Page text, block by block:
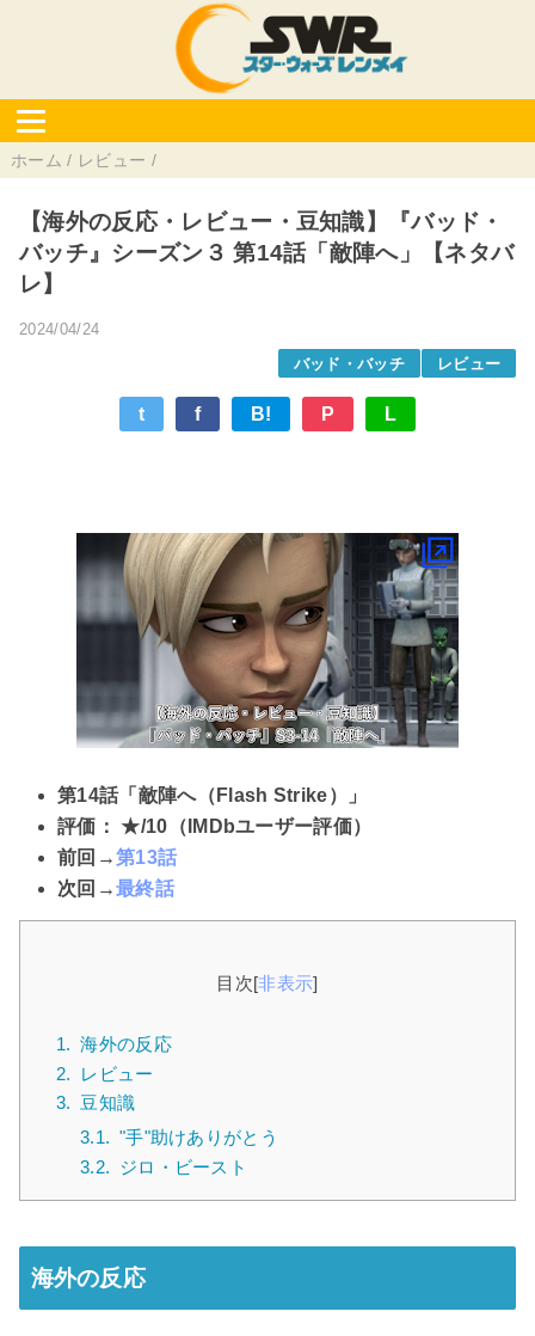
ホーム / レビュー /
【海外の反応・レビュー・豆知識】『バッド・
バッチ』シーズン３ 第14話「敵陣へ」【ネタバ
レ】
2024/04/24
バッド・バッチ
レビュー
t f B! P L
第14話「敵陣へ（Flash Strike）」
評価： ★/10（IMDbユーザー評価）
前回→第13話
次回→最終話
目次[非表示]
1. 海外の反応
2.
レビュー
3. 豆知識
3.1. "手"助けありがとう
3.2. ジロ・ビースト
海外の反応